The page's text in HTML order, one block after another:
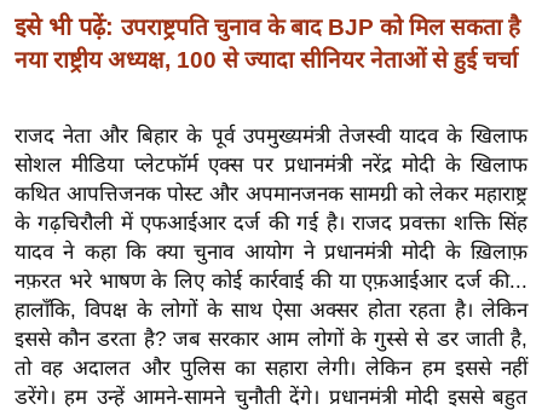
सा
ल
मि
सा
ल
श
ख्सि
य
त
यं
ग
इसे भी पढ़ें: उपराष्ट्रपति चुनाव के बाद BJP को मिल सकता है
नया राष्ट्रीय अध्यक्ष, 100 से ज्यादा सीनियर नेताओं से हुई चर्चा
राजद नेता और बिहार के पूर्व उपमुख्यमंत्री तेजस्वी यादव के खिलाफ
सोशल मीडिया प्लेटफॉर्म एक्स पर प्रधानमंत्री नरेंद्र मोदी के खिलाफ
कथित आपत्तिजनक पोस्ट और अपमानजनक सामग्री को लेकर महाराष्ट्र
के गढ़चिरौली में एफआईआर दर्ज की गई है। राजद प्रवक्ता शक्ति सिंह
यादव ने कहा कि क्या चुनाव आयोग ने प्रधानमंत्री मोदी के ख़िलाफ़
नफ़रत भरे भाषण के लिए कोई कार्रवाई की या एफ़आईआर दर्ज की...
हालाँकि, विपक्ष के लोगों के साथ ऐसा अक्सर होता रहता है। लेकिन
इससे कौन डरता है? जब सरकार आम लोगों के गुस्से से डर जाती है,
तो वह अदालत और पुलिस का सहारा लेगी। लेकिन हम इससे नहीं
डरेंगे। हम उन्हें आमने-सामने चुनौती देंगे। प्रधानमंत्री मोदी इससे बहुत